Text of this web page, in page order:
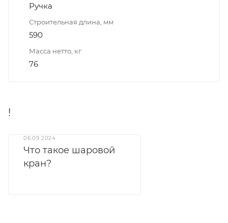
Ручка
Строительная длина, мм
590
Масса нетто, кг
76
!
06.09.2024
Что такое шаровой
кран?